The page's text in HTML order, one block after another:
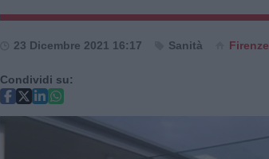
23 Dicembre 2021 16:17 Sanità Firenze
Condividi su: